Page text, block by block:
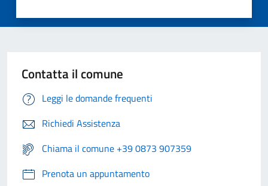
Contatta il comune
Leggi le domande frequenti
Richiedi Assistenza
Chiama il comune +39 0873 907359
Prenota un appuntamento